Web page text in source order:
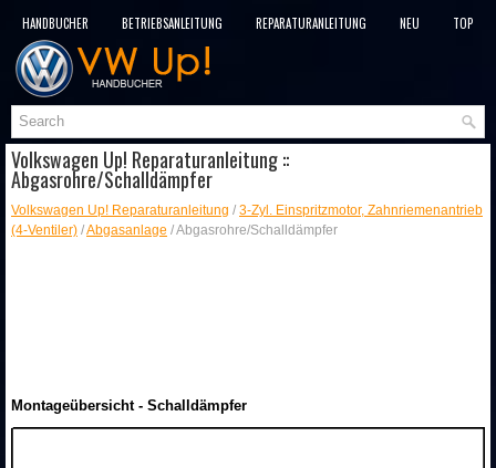
HANDBÜCHER BETRIEBSANLEITUNG REPARATURANLEITUNG NEU
TOP
SITEMAP
Volkswagen Up! Reparaturanleitung ::
Abgasrohre/Schalldämpfer
Volkswagen Up! Reparaturanleitung / 3-Zyl. Einspritzmotor, Zahnriemenantrieb
(4-Ventiler) /Abgasanlage / Abgasrohre/Schalldämpfer
Montageübersicht - Schalldämpfer